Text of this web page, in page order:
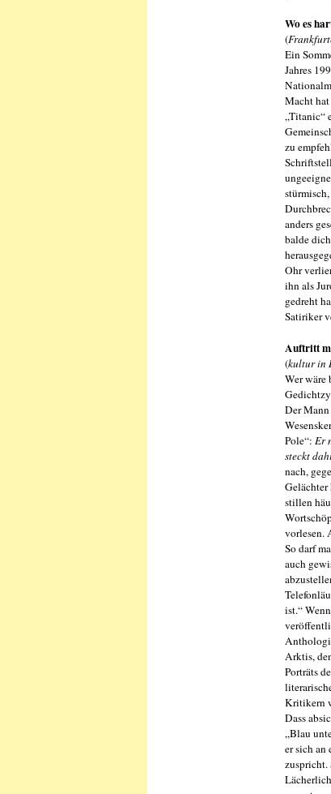
Wo es
(
Ein
Jahres
Macht
„Titanic“
zu
anders
balde
Ohr
ihn als
gedreht
Satiriker
Auftritt
(kultur in
Wer wäre
Der Mann
Pole“: Er
steckt
nach,
Gelächter
stillen
vorlesen.
So darf
auch
ist.“
Arktis,
Porträts
Kritikern
Dass
„Blau
er sich an
zuspricht.